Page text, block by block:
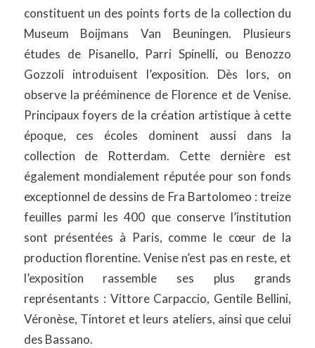
constituent un des points forts de la collection du
Museum Boijmans Van Beuningen. Plusieurs
études de Pisanello, Parri Spinelli, ou Benozzo
Gozzoli introduisent l’exposition. Dès lors, on
observe la prééminence de Florence et de Venise.
Principaux foyers de la création artistique à cette
époque, ces écoles dominent aussi dans la
collection de Rotterdam. Cette dernière est
également mondialement réputée pour son fonds
exceptionnel de dessins de Fra Bartolomeo : treize
feuilles parmi les 400 que conserve l’institution
sont présentées à Paris, comme le cœur de la
production florentine. Venise n’est pas en reste, et
l’exposition rassemble ses plus grands
représentants : Vittore Carpaccio, Gentile Bellini,
Véronèse, Tintoret et leurs ateliers, ainsi que celui
des Bassano.